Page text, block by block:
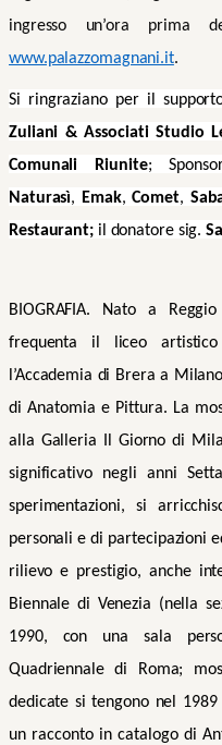
ingresso un’ora prima
www.palazzomagnani.it.
Si ringraziano per il
Zuliani & Associati Studio
Comunali Riunite;
Naturasì, Emak,Comet,
Restaurant; il donatore sig.
BIOGRAFIA. Nato a
frequenta il liceo artistico
l’Accademia di Brera a
di Anatomia e Pittura. La
alla Galleria Il Giorno di
significativo negli anni
sperimentazioni, si
personali e di partecipazioni
rilievo e prestigio, anche
Biennale di Venezia (nella
1990, con una sala
Quadriennale di Roma;
dedicate si tengono nel
un racconto in catalogo di